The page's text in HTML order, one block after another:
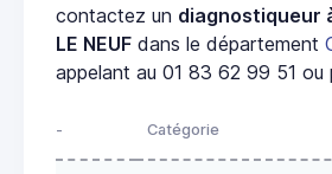
contactez un diagnostiqueur
LE NEUF dans le département
appelant au 01 83 62 99 51 ou
- Catégorie